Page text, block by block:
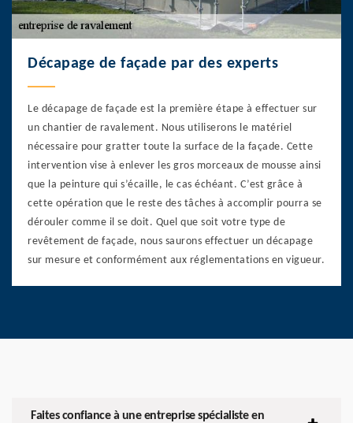
Décapage de façade par des experts
Le décapage de façade est la première étape à effectuer sur
un chantier de ravalement. Nous utiliserons le matériel
nécessaire pour gratter toute la surface de la façade. Cette
intervention vise à enlever les gros morceaux de mousse ainsi
que la peinture qui s’écaille, le cas échéant. C’est grâce à
cette opération que le reste des tâches à accomplir pourra se
dérouler comme il se doit. Quel que soit votre type de
revêtement de façade, nous saurons effectuer un décapage
sur mesure et conformément aux réglementations en vigueur.
Faites confiance à une entreprise spécialiste en